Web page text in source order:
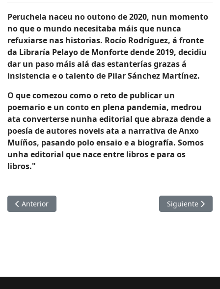
Peruchela naceu no outono de 2020, nun momento
no que o mundo necesitaba máis que nunca
refuxiarse nas historias. Rocío Rodríguez, á fronte
da Libraría Pelayo de Monforte dende 2019, decidiu
dar un paso máis alá das estanterías grazas á
insistencia e o talento de Pilar Sánchez Martínez.
O que comezou como o reto de publicar un
poemario e un conto en plena pandemia, medrou
ata converterse nunha editorial que abraza dende a
poesía de autores noveis ata a narrativa de Anxo
Muíños, pasando polo ensaio e a biografía. Somos
unha editorial que nace entre libros e para os
libros."
Artículo anterior: Ri
Anterior Artículo
Siguiente